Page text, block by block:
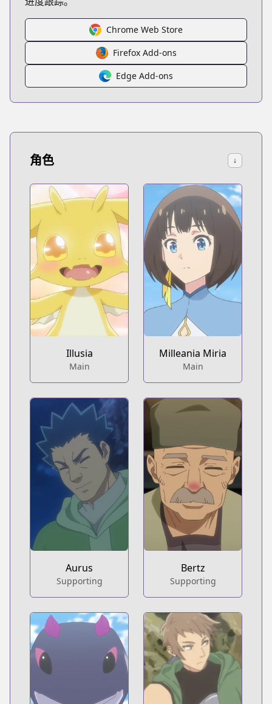
Chrome Web Store
Firefox Add-ons
Edge Add-ons
角色 ↓
Illusia
Main
Milleania Miria
Main
Aurus
Supporting
Bertz
Supporting